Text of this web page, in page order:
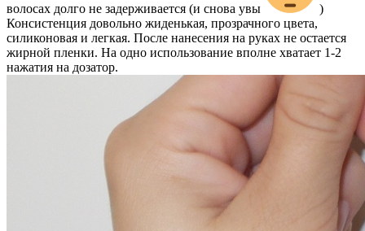
волосах долго не задерживается (и снова увы
)
Консистенция довольно жиденькая, прозрачного цвета,
силиконовая и легкая. После нанесения на руках не остается
жирной пленки. На одно использование вполне хватает 1-2
нажатия на дозатор.